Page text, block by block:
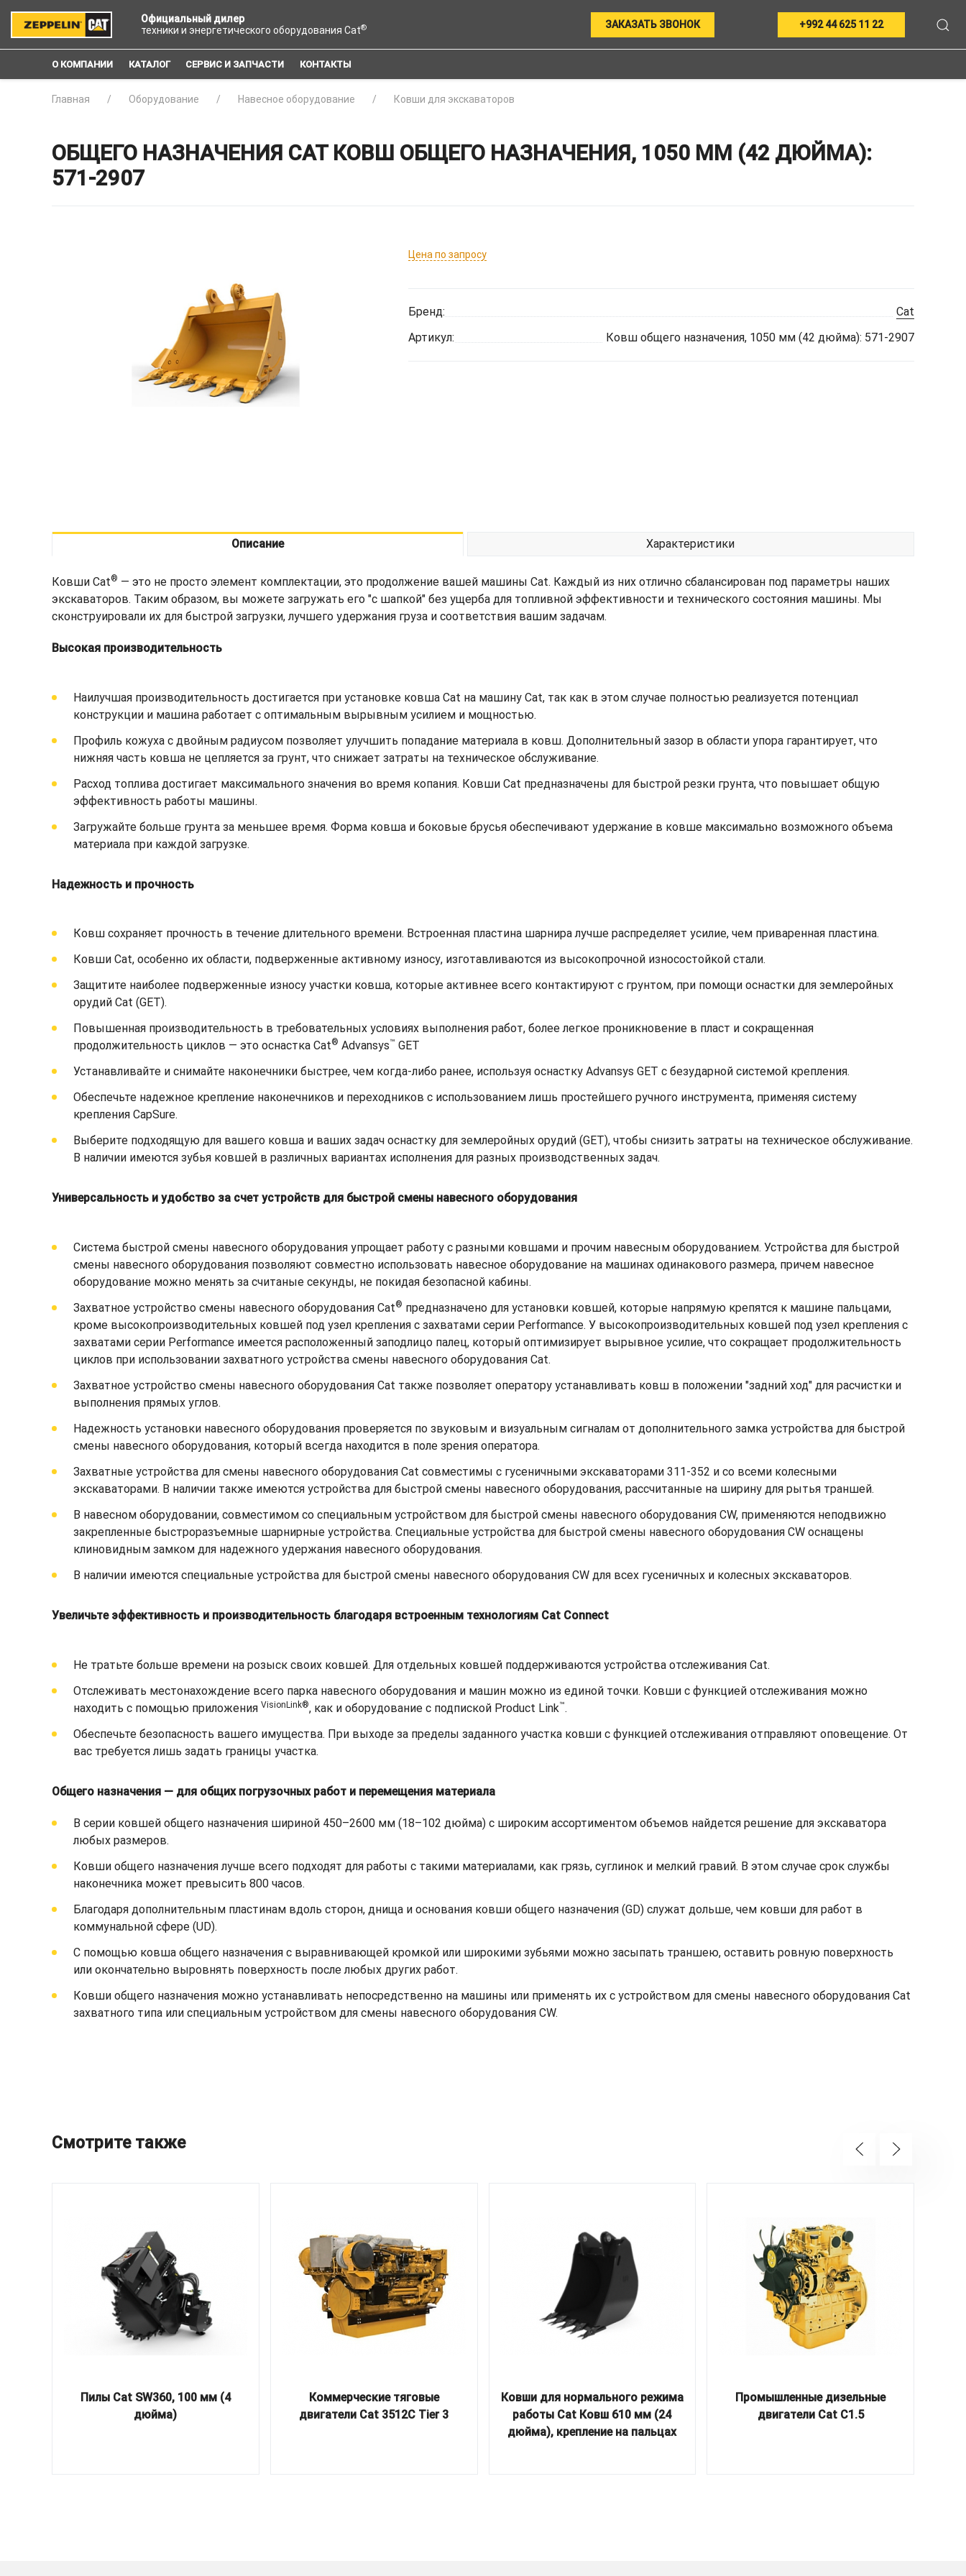
Официальный дилер
техники и энергетического оборудования Cat® ЗАКАЗАТЬ ЗВОНОК +992 44 625 11 22
О КОМПАНИИ КАТАЛОГ СЕРВИС И ЗАПЧАСТИ КОНТАКТЫ
Главная Оборудование Навесное оборудование Ковши для экскаваторов
ОБЩЕГО НАЗНАЧЕНИЯ CAT КОВШ ОБЩЕГО НАЗНАЧЕНИЯ, 1050 ММ (42 ДЮЙМА):
571-2907
Цена по запросу
Бренд:
Cat
Артикул:
Ковш общего назначения, 1050 мм (42 дюйма): 571-2907
Описание Характеристики
Ковши Cat® — это не просто элемент комплектации, это продолжение вашей машины Cat. Каждый из них отлично сбалансирован под параметры наших
экскаваторов. Таким образом, вы можете загружать его "с шапкой" без ущерба для топливной эффективности и технического состояния машины. Мы
сконструировали их для быстрой загрузки, лучшего удержания груза и соответствия вашим задачам.
Высокая производительность
Наилучшая производительность достигается при установке ковша Cat на машину Cat, так как в этом случае полностью реализуется потенциал
конструкции и машина работает с оптимальным вырывным усилием и мощностью.
Профиль кожуха с двойным радиусом позволяет улучшить попадание материала в ковш. Дополнительный зазор в области упора гарантирует, что
нижняя часть ковша не цепляется за грунт, что снижает затраты на техническое обслуживание.
Расход топлива достигает максимального значения во время копания. Ковши Cat предназначены для быстрой резки грунта, что повышает общую
эффективность работы машины.
Загружайте больше грунта за меньшее время. Форма ковша и боковые брусья обеспечивают удержание в ковше максимально возможного объема
материала при каждой загрузке.
Надежность и прочность
Ковш сохраняет прочность в течение длительного времени. Встроенная пластина шарнира лучше распределяет усилие, чем приваренная пластина.
Ковши Cat, особенно их области, подверженные активному износу, изготавливаются из высокопрочной износостойкой стали.
Защитите наиболее подверженные износу участки ковша, которые активнее всего контактируют с грунтом, при помощи оснастки для землеройных
орудий Cat (GET).
Повышенная производительность в требовательных условиях выполнения работ, более легкое проникновение в пласт и сокращенная
продолжительность циклов — это оснастка Cat® Advansys™ GET
Устанавливайте и снимайте наконечники быстрее, чем когда-либо ранее, используя оснастку Advansys GET с безударной системой крепления.
Обеспечьте надежное крепление наконечников и переходников с использованием лишь простейшего ручного инструмента, применяя систему
крепления CapSure.
Выберите подходящую для вашего ковша и ваших задач оснастку для землеройных орудий (GET), чтобы снизить затраты на техническое обслуживание.
В наличии имеются зубья ковшей в различных вариантах исполнения для разных производственных задач.
Универсальность и удобство за счет устройств для быстрой смены навесного оборудования
Система быстрой смены навесного оборудования упрощает работу с разными ковшами и прочим навесным оборудованием. Устройства для быстрой
смены навесного оборудования позволяют совместно использовать навесное оборудование на машинах одинакового размера, причем навесное
оборудование можно менять за считаные секунды, не покидая безопасной кабины.
Захватное устройство смены навесного оборудования Cat® предназначено для установки ковшей, которые напрямую крепятся к машине пальцами,
кроме высокопроизводительных ковшей под узел крепления с захватами серии Performance. У высокопроизводительных ковшей под узел крепления с
захватами серии Performance имеется расположенный заподлицо палец, который оптимизирует вырывное усилие, что сокращает продолжительность
циклов при использовании захватного устройства смены навесного оборудования Cat.
Захватное устройство смены навесного оборудования Cat также позволяет оператору устанавливать ковш в положении "задний ход" для расчистки и
выполнения прямых углов.
Надежность установки навесного оборудования проверяется по звуковым и визуальным сигналам от дополнительного замка устройства для быстрой
смены навесного оборудования, который всегда находится в поле зрения оператора.
Захватные устройства для смены навесного оборудования Cat совместимы с гусеничными экскаваторами 311-352 и со всеми колесными
экскаваторами. В наличии также имеются устройства для быстрой смены навесного оборудования, рассчитанные на ширину для рытья траншей.
В навесном оборудовании, совместимом со специальным устройством для быстрой смены навесного оборудования CW, применяются неподвижно
закрепленные быстроразъемные шарнирные устройства. Специальные устройства для быстрой смены навесного оборудования CW оснащены
клиновидным замком для надежного удержания навесного оборудования.
В наличии имеются специальные устройства для быстрой смены навесного оборудования CW для всех гусеничных и колесных экскаваторов.
Увеличьте эффективность и производительность благодаря встроенным технологиям Cat Connect
Не тратьте больше времени на розыск своих ковшей. Для отдельных ковшей поддерживаются устройства отслеживания Cat.
Отслеживать местонахождение всего парка навесного оборудования и машин можно из единой точки. Ковши с функцией отслеживания можно
находить с помощью приложения VisionLink®, как и оборудование с подпиской Product Link™.
Обеспечьте безопасность вашего имущества. При выходе за пределы заданного участка ковши с функцией отслеживания отправляют оповещение. От
вас требуется лишь задать границы участка.
Общего назначения — для общих погрузочных работ и перемещения материала
В серии ковшей общего назначения шириной 450–2600 мм (18–102 дюйма) с широким ассортиментом объемов найдется решение для экскаватора
любых размеров.
Ковши общего назначения лучше всего подходят для работы с такими материалами, как грязь, суглинок и мелкий гравий. В этом случае срок службы
наконечника может превысить 800 часов.
Благодаря дополнительным пластинам вдоль сторон, днища и основания ковши общего назначения (GD) служат дольше, чем ковши для работ в
коммунальной сфере (UD).
С помощью ковша общего назначения с выравнивающей кромкой или широкими зубьями можно засыпать траншею, оставить ровную поверхность
или окончательно выровнять поверхность после любых других работ.
Ковши общего назначения можно устанавливать непосредственно на машины или применять их с устройством для смены навесного оборудования Cat
захватного типа или специальным устройством для смены навесного оборудования CW.
Смотрите также
Пилы Cat SW360, 100 мм (4
дюйма)
Коммерческие тяговые
двигатели Cat 3512C Tier 3
Ковши для нормального режима
работы Cat Ковш 610 мм (24
дюйма), крепление на пальцах
Промышленные дизельные
двигатели Cat C1.5